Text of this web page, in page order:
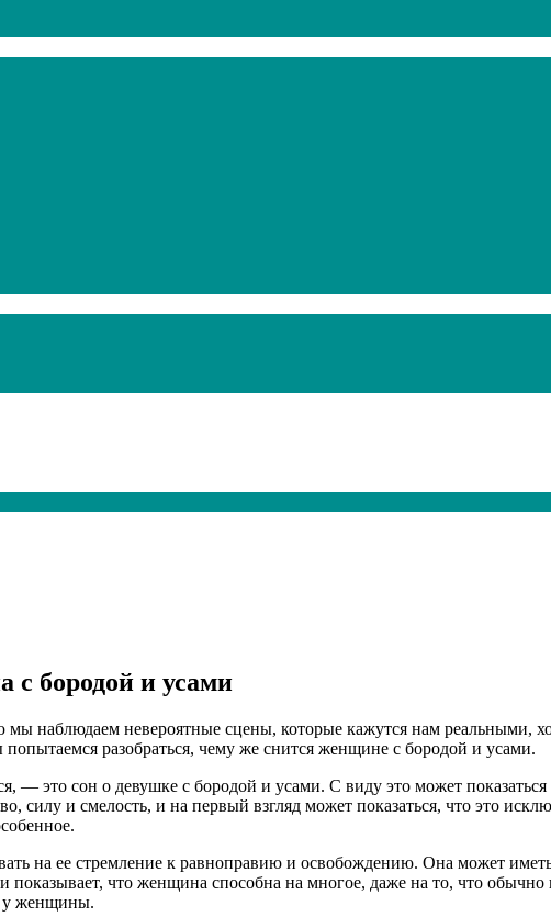
бородой и усами
наблюдаем невероятные сцены, которые кажутся нам реальными,
разобраться, чему же снится женщине с бородой и усами.
— это сон о девушке с бородой и усами. С виду это может
силу и смелость, и на первый взгляд может показаться, что это
на ее стремление к равноправию и освобождению. Она может
показывает, что женщина способна на многое, даже на то, что
у женщины.